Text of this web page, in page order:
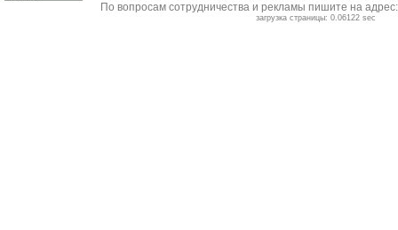
По вопросам сотрудничества и рекламы пишите на
загрузка страницы: 0.06122 sec